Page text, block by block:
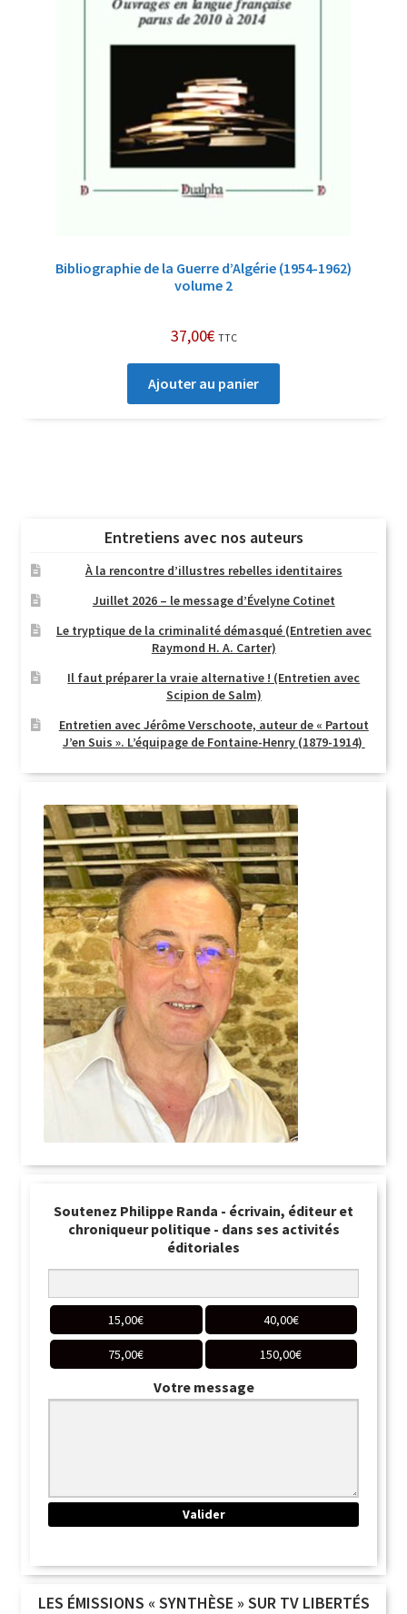
Bibliographie de la Guerre d’Algérie (1954-1962)
volume 2
37,00€ TTC
Ajouter au panier
Entretiens avec nos auteurs
À la rencontre d’illustres rebelles identitaires
Juillet 2026 – le message d’Évelyne Cotinet
Le tryptique de la criminalité démasqué (Entretien avec
Raymond H. A. Carter)
Il faut préparer la vraie alternative ! (Entretien avec
Scipion de Salm)
Entretien avec Jérôme Verschoote, auteur de « Partout
J’en Suis ». L’équipage de Fontaine-Henry (1879-1914)
Soutenez Philippe Randa - écrivain, éditeur et
chroniqueur politique - dans ses activités
éditoriales
15,00€ 40,00€
75,00€ 150,00€
Votre message
LES ÉMISSIONS « SYNTHÈSE » SUR TV LIBERTÉS